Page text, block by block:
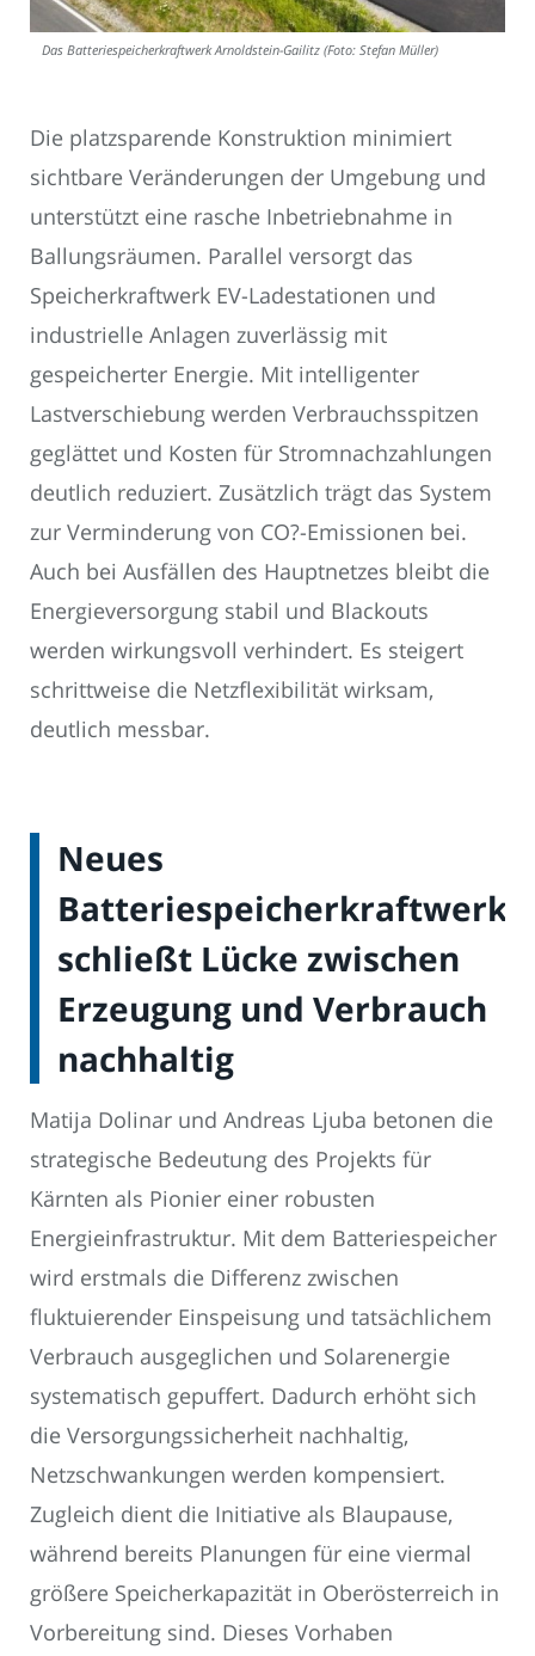
Das Batteriespeicherkraftwerk Arnoldstein-Gailitz (Foto: Stefan Müller)
Die platzsparende Konstruktion minimiert
sichtbare Veränderungen der Umgebung und
unterstützt eine rasche Inbetriebnahme in
Ballungsräumen. Parallel versorgt das
Speicherkraftwerk EV-Ladestationen und
industrielle Anlagen zuverlässig mit
gespeicherter Energie. Mit intelligenter
Lastverschiebung werden Verbrauchsspitzen
geglättet und Kosten für Stromnachzahlungen
deutlich reduziert. Zusätzlich trägt das System
zur Verminderung von CO?-Emissionen bei.
Auch bei Ausfällen des Hauptnetzes bleibt die
Energieversorgung stabil und Blackouts
werden wirkungsvoll verhindert. Es steigert
schrittweise die Netzflexibilität wirksam,
deutlich messbar.
Neues
Batteriespeicherkraftwerk
schließt Lücke zwischen
Erzeugung und Verbrauch
nachhaltig
Matija Dolinar und Andreas Ljuba betonen die
strategische Bedeutung des Projekts für
Kärnten als Pionier einer robusten
Energieinfrastruktur. Mit dem Batteriespeicher
wird erstmals die Differenz zwischen
fluktuierender Einspeisung und tatsächlichem
Verbrauch ausgeglichen und Solarenergie
systematisch gepuffert. Dadurch erhöht sich
die Versorgungssicherheit nachhaltig,
Netzschwankungen werden kompensiert.
Zugleich dient die Initiative als Blaupause,
während bereits Planungen für eine viermal
größere Speicherkapazität in Oberösterreich in
Vorbereitung sind. Dieses Vorhaben